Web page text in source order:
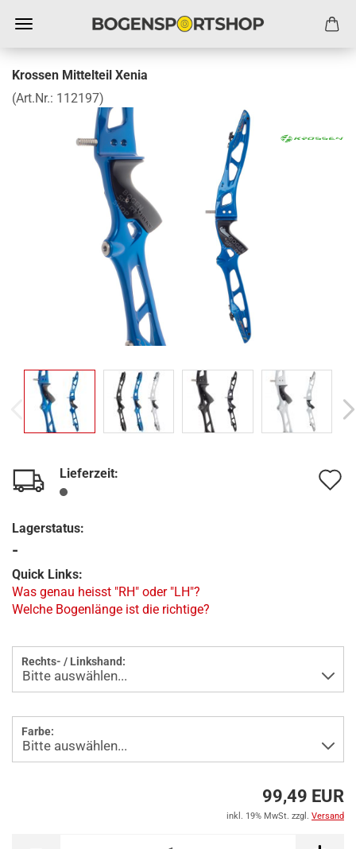
Krossen Mittelteil Xenia
(Art.Nr.: 112197)
Lieferzeit:
Lagerstatus:
-
Quick Links:
Was genau heisst "RH" oder "LH"?
Welche Bogenlänge ist die richtige?
Rechts- / Linkshand:
Farbe:
99,49 EUR
inkl. 19% MwSt. zzgl. Versand